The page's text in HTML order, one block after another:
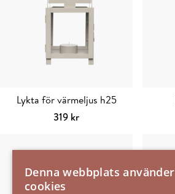
Lykta för värmeljus h25
319 kr
har
Denna webbplats använder
cookies